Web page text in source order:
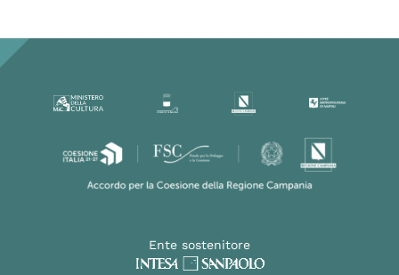
Ente sostenitore